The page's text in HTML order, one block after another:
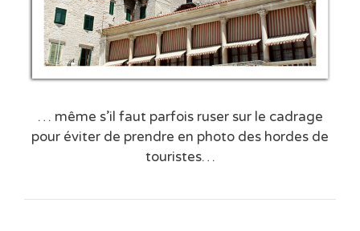
… même s’il faut parfois ruser sur le cadrage
pour éviter de prendre en photo des hordes de
touristes…